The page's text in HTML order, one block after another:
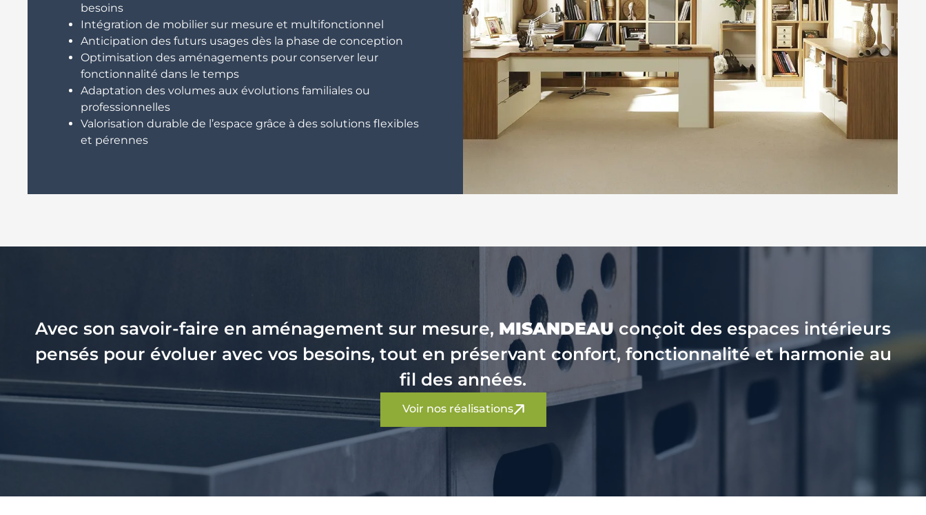
besoins
Intégration de mobilier sur mesure et multifonctionnel
Anticipation des futurs usages dès la phase de conception
Optimisation des aménagements pour conserver leur
fonctionnalité dans le temps
Adaptation des volumes aux évolutions familiales ou
professionnelles
Valorisation durable de l’espace grâce à des solutions flexibles
et pérennes
Avec son savoir-faire en aménagement sur mesure, MISANDEAUconçoit des espaces intérieurs
pensés pour évoluer avec vos besoins, tout en préservant confort, fonctionnalité et harmonie au
fil des années.
Voir nos réalisations